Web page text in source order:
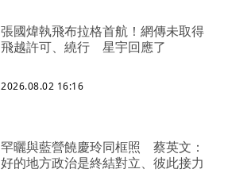
張國煒執飛布拉格首航！網傳未取得
飛越許可、繞行 星宇回應了
2026.08.02 16:16
罕曬與藍營饒慶玲同框照 蔡英文：
好的地方政治是終結對立、彼此接力